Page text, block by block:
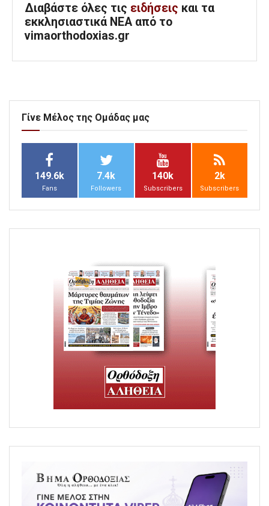
Διαβάστε όλες τις ειδήσεις και τα
εκκλησιαστικά ΝΕΑ από το
vimaorthodoxias.gr
Γίνε Μέλος της Ομάδας μας
149.6k
Fans
7.4k
Followers
140k
Subscribers
2k
Subscribers